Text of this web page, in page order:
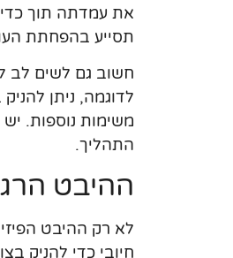
את עמדתה תוך כדי
תסייע בהפחתת
חשוב גם לשים לב
לדוגמה, ניתן
משימות נוספות.
התהליך.
ההיבט
לא רק ההיבט
חיובי כדי להניק